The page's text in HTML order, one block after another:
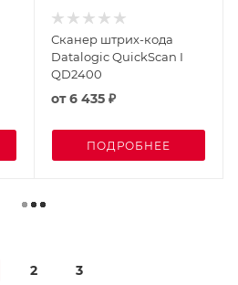
Сканер штрих-кода
Datalogic QuickScan I
QD2400
от6 435 ₽
ПОДРОБНЕЕ
2 3